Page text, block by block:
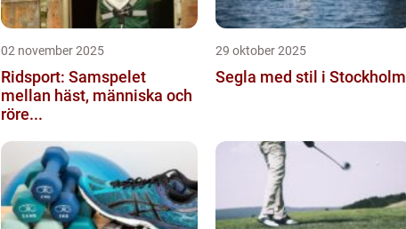
02 november 2025
Ridsport: Samspelet
mellan häst, människa och
röre...
29 oktober 2025
Segla med stil i Stockholm